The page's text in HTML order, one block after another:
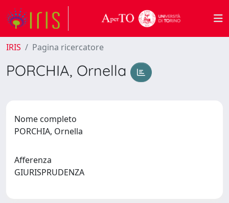
IRIS Pagina ricercatore
PORCHIA, Ornella
Nome completo
PORCHIA, Ornella
Afferenza
GIURISPRUDENZA